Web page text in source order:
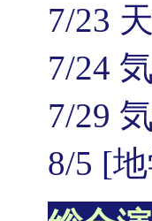
7/23
7/24
7/29
8/5 [